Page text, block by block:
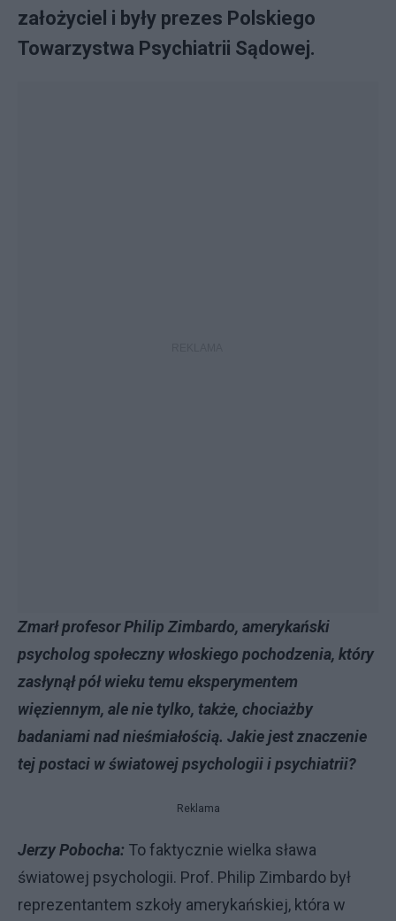
założyciel i były prezes Polskiego
Towarzystwa Psychiatrii Sądowej.
Zmarł profesor Philip Zimbardo, amerykański
psycholog społeczny włoskiego pochodzenia, który
zasłynął pół wieku temu eksperymentem
więziennym, ale nie tylko, także, chociażby
badaniami nad nieśmiałością. Jakie jest znaczenie
tej postaci w światowej psychologii i psychiatrii?
Reklama
Jerzy Pobocha: To faktycznie wielka sława
światowej psychologii. Prof. Philip Zimbardo był
reprezentantem szkoły amerykańskiej, która w